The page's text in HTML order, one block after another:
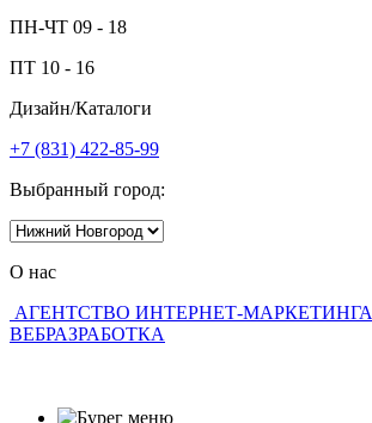
ПН-ЧТ 09 - 18
ПТ 10 - 16
Дизайн/Каталоги
+7 (831) 422-85-99
Выбранный город:
О нас
АГЕНТСТВО ИНТЕРНЕТ-МАРКЕТИНГА
ВЕБРАЗРАБОТКА